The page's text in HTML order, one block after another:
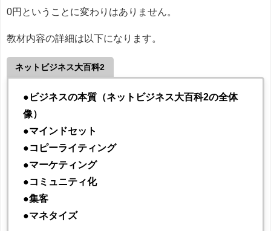
0円ということに変わりはありません。
教材内容の詳細は以下になります。
ネットビジネス大百科2
●ビジネスの本質（ネットビジネス大百科2の全体
像）
●マインドセット
●コピーライティング
●マーケティング
●コミュニティ化
●集客
●マネタイズ